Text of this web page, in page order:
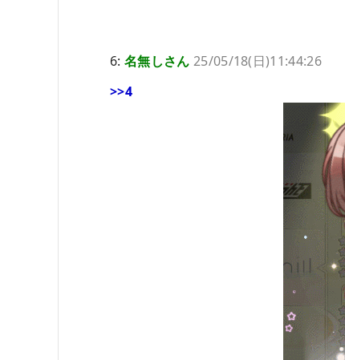
6: 名無しさん 25/05/18(日)11:44:26
>>4